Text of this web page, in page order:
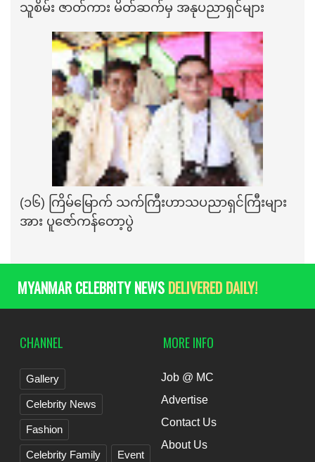
သူစိမ်း ဇာတ်ကား မိတ်ဆက်မှ အနုပညာရှင်များ
(၁၆) ကြိမ်မြောက် သက်ကြီးဟာသပညာရှင်ကြီးများ
အား ပူဇော်ကန်တော့ပွဲ
MYANMAR CELEBRITY NEWS DELIVERED DAILY!
CHANNEL
Gallery
Celebrity News
Fashion
Celebrity Family Event
MORE INFO
Job @ MC
Advertise
Contact Us
About Us